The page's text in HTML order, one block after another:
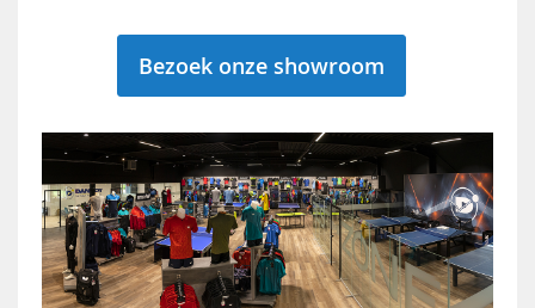
Bezoek onze showroom